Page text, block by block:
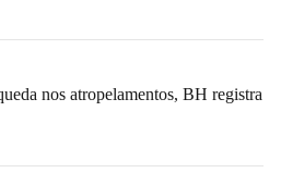
nos atropelamentos, BH registra